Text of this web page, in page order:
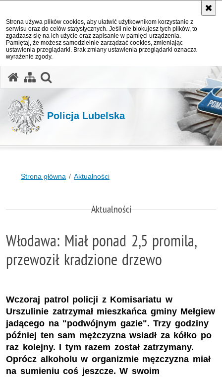
Strona używa plików cookies, aby ułatwić użytkownikom korzystanie z
serwisu oraz do celów statystycznych. Jeśli nie blokujesz tych plików, to
zgadzasz się na ich użycie oraz zapisanie w pamięci urządzenia.
Pamiętaj, że możesz samodzielnie zarządzać cookies, zmieniając
ustawienia przeglądarki. Brak zmiany ustawienia przeglądarki oznacza
wyrażenie zgody.
Policja Lubelska
Strona główna Aktualności
Aktualności
Włodawa: Miał ponad 2,5 promila,
przewoził kradzione drzewo
Wczoraj patrol policji z Komisariatu w
Urszulinie zatrzymał mieszkańca gminy Mełgiew
jadącego na "podwójnym gazie". Trzy godziny
później ten sam mężczyzna wsiadł za kółko po
raz kolejny. I tym razem został zatrzymany.
Oprócz alkoholu w organizmie męzczyzna miał
na sumieniu coś jeszcze. W swoim